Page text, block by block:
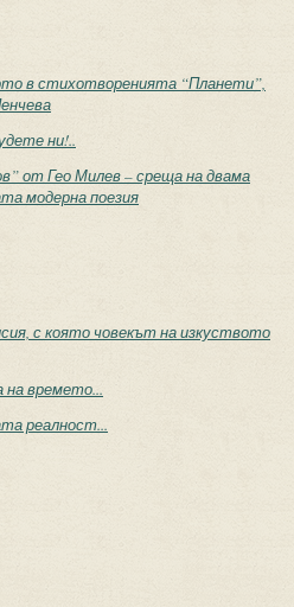
в стихотворенията “Планети”,
ни!..
от Гео Милев – среща на двама
модерна поезия
с която човекът на изкуството
на времето...
реалност...